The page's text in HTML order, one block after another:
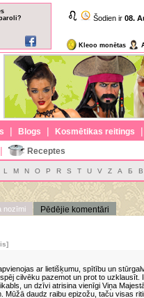
Šodien ir 08.
Kleoo monētas
| Blogs | Kosmētikas reitings |
| Receptes
L M N O P R S T U V Z А Б В
nozīmi Pēdējie komentāri
ar lietišķumu, spītību un
cilvēku pazemot un prot to uzklausīt.
un dzīvi atrisina vienīgi Viņa
Mūžā daudz raibu epizožu, taču visas